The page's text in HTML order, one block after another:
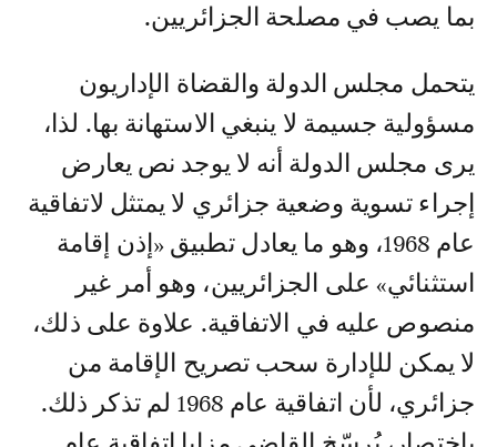
بما يصب في مصلحة الجزائريين.
يتحمل مجلس الدولة والقضاة الإداريون
مسؤولية جسيمة لا ينبغي الاستهانة بها. لذا،
يرى مجلس الدولة أنه لا يوجد نص يعارض
إجراء تسوية وضعية جزائري لا يمتثل لاتفاقية
عام 1968، وهو ما يعادل تطبيق «إذن إقامة
استثنائي» على الجزائريين، وهو أمر غير
منصوص عليه في الاتفاقية. علاوة على ذلك،
لا يمكن للإدارة سحب تصريح الإقامة من
جزائري، لأن اتفاقية عام 1968 لم تذكر ذلك.